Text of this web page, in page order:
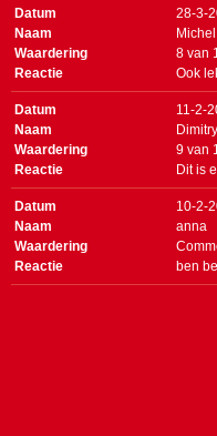
Datum
28-3-
Naam
Michel
Waardering
8 van
Reactie
Ook
Datum
11-2-
Naam
Waardering
9 van
Reactie
Dit is
Datum
10-2-
Naam
anna
Waardering
Reactie
ben